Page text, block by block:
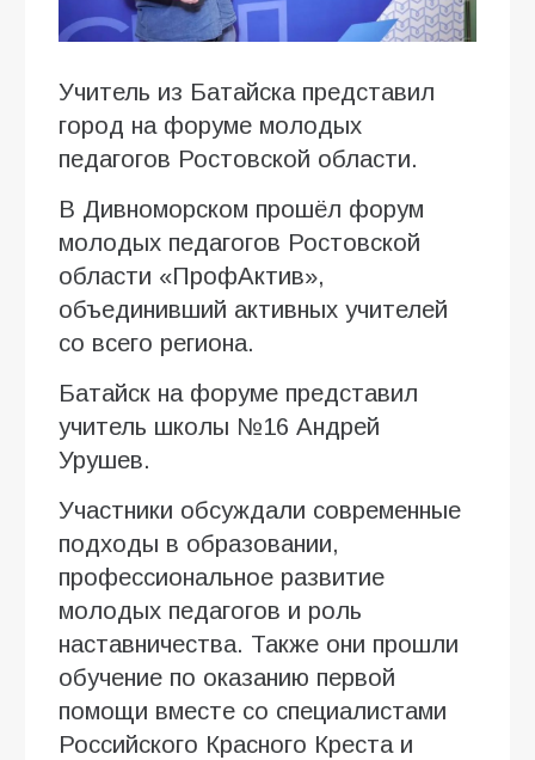
Учитель из Батайска представил
город на форуме молодых
педагогов Ростовской области.
В Дивноморском прошёл форум
молодых педагогов Ростовской
области «ПрофАктив»,
объединивший активных учителей
со всего региона.
Батайск на форуме представил
учитель школы №16 Андрей
Урушев.
Участники обсуждали современные
подходы в образовании,
профессиональное развитие
молодых педагогов и роль
наставничества. Также они прошли
обучение по оказанию первой
помощи вместе со специалистами
Российского Красного Креста и